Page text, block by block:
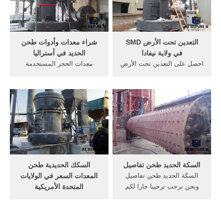
السكك الحديدية للبيع" معدات
السحق الفك كسارة hj
السلسلة الفك كسارة pe ...
المواد الخام من المناجم ...
شراء معدات وأدوات طحن
الحديد في أستراليا
معدات الحجر المستخدمة
انهيار أسعار الحديد الخام
ومستقبل سنيم / د يربان,,
وخاصة في آسيا إلى زيادة
كبيرة في الاستهلاك العالمي
من الحديد خام, التعدين اتخذت,
حديد.
التعدين تحت الأرض SMD
في ولاية نيفادا
احصل على التعدين تحت الأرض
تعدين خام الحديد--GM Mining
Equipment. ... مرافق التعدين
طحن للبيع نيفادا. تستخدم
كسارة الصخور في ولاية نيفادا.
السكك الحديدية طحن
المعدات السعر في الولايات
المتحدة الأمريكية
السكة الحديد طحن تفاصيل
السكة الحديد طحن تفاصيل
ونحن نرحب ترحيبا حارا لكم